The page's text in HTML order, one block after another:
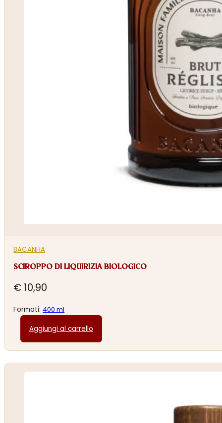
BACANHA
SCIROPPO DI LIQUIRIZIA BIOLOGICO
€ 10,90
Formati:400 ml
Aggiungi al carrello